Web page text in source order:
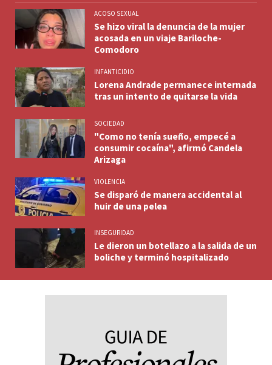
ACOSO SEXUAL
Se hizo viral la denuncia de la mujer
acosada en un viaje Bariloche-
Comodoro
INFANTICIDIO
Lorena Andrade permanece internada
tras un intento de quitarse la vida
SOCIEDAD
"Como no tenía sueño, empecé a
consumir cocaína", afirmó Candela
Arizaga
VIOLENCIA
Se disparó de manera accidental al
huir de una pelea
INSEGURIDAD
Le dieron un botellazo a la salida de un
boliche y terminó hospitalizado